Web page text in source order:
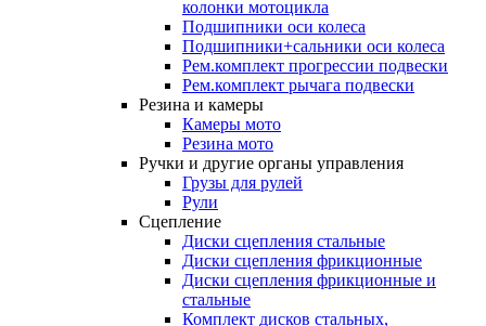
колонки мотоцикла
Подшипники оси колеса
Подшипники+сальники оси колеса
Рем.комплект прогрессии подвески
Рем.комплект рычага подвески
Резина и камеры
Камеры мото
Резина мото
Ручки и другие органы управления
Грузы для рулей
Рули
Сцепление
Диски сцепления стальные
Диски сцепления фрикционные
Диски сцепления фрикционные и
стальные
Комплект дисков стальных,